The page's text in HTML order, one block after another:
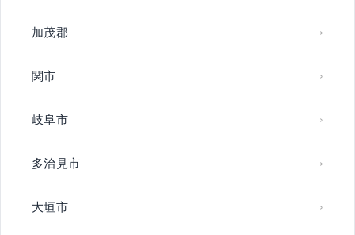
加茂郡
関市
岐阜市
多治見市
大垣市